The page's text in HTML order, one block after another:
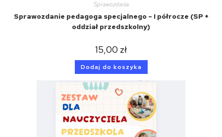
Sprawozdania
Sprawozdanie pedagoga specjalnego – I półrocze (SP +
oddział przedszkolny)
15,00 zł
Dodaj do koszyka